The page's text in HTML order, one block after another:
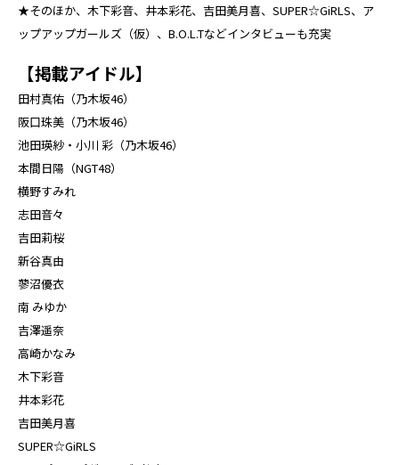
★そのほか、木下彩音、井本彩花、吉田美月喜、SUPER☆GiRLS、ア
ップアップガールズ（仮）、B.O.L.Tなどインタビューも充実
【掲載アイドル】
田村真佑（乃木坂46）
阪口珠美（乃木坂46）
池田瑛紗・小川 彩（乃木坂46）
本間日陽（NGT48）
横野すみれ
志田音々
吉田莉桜
新谷真由
蓼沼優衣
南 みゆか
吉澤遥奈
高崎かなみ
木下彩音
井本彩花
吉田美月喜
SUPER☆GiRLS